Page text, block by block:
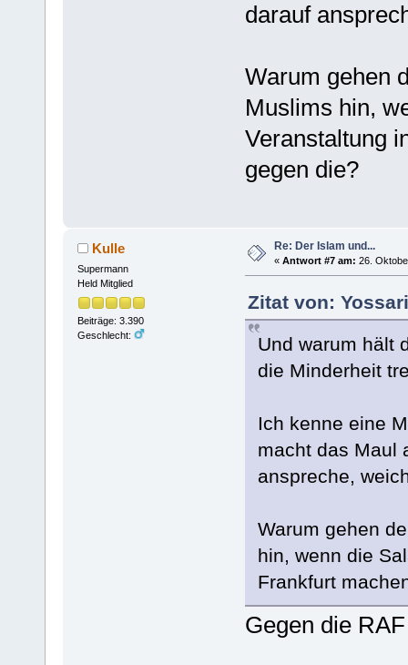
darauf
Warum gehen
Muslims hin,
Veranstaltung
gegen die?
Kulle
Supermann
Held Mitglied
Beiträge: 3.390
Geschlecht:
Re: Der Islam und...
« Antwort #7 am: 26.
Zitat von:
Und warum hält
die Minderheit
Ich kenne eine
macht das Maul
anspreche,
Warum gehen
hin, wenn die
Frankfurt
Gegen die